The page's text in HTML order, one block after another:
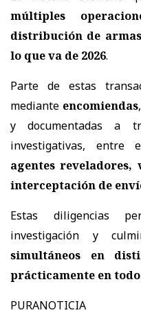
múltiples
distribución de
lo que va de 2026.
Parte de estas
mediante encomiendas
y documentadas a
investigativas, entre
agentes reveladores,
interceptación de
Estas diligencias
investigación y
simultáneos en
prácticamente en
PURANOTICIA